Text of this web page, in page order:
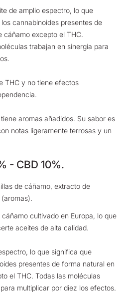
de amplio espectro, lo que
cannabinoides presentes de
cáñamo excepto el THC.
trabajan en sinergia para
THC y no tiene efectos
aromas añadidos. Su sabor es
notas ligeramente terrosas y un
- CBD 10%.
de cáñamo, extracto de
cultivado en Europa, lo que
aceites de alta calidad.
lo que significa que
presentes de forma natural en
el THC. Todas las moléculas
multiplicar por diez los efectos.